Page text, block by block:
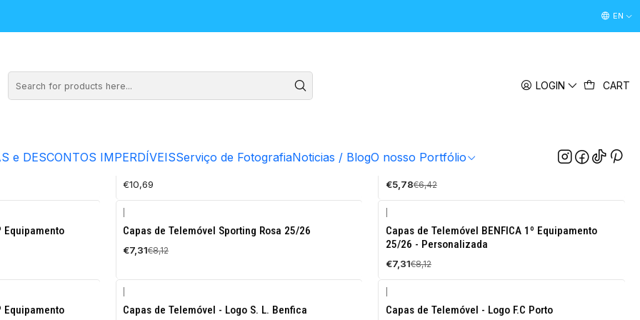
LOGIN CART
e DESCONTOS IMPERDÍVEISServiço de FotografiaNoticias / BlogO nosso Portfólio
Desconto Boas Vindas 5% " boasvindas26 " (PrimeiraEN
Preço. Compre já!
Brasileira Caneca Personalizada Seleção Portuguesa
€10,69
-10%
Caneca Para o Pai
€5,78€6,42
Equipamento
-10%
OFF
Capas de Telemóvel Sporting Rosa 25/26
€7,31€8,12
-10%
OFF
Capas de Telemóvel BENFICA 1º Equipamento
25/26 - Personalizada
€7,31€8,12
Equipamento
-10%
OFF
Capas de Telemóvel - Logo S. L. Benfica
-10%
OFF
Capas de Telemóvel - Logo F.C Porto